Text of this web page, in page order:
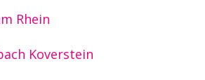
Rhein
Koverstein